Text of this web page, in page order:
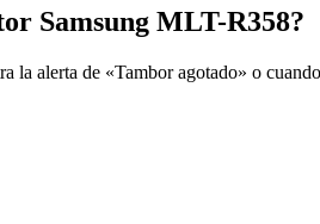
Samsung MLT-R358?
la alerta de «Tambor agotado» o